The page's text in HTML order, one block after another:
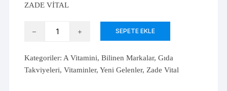
ZADE VİTAL
Vitamini
30
SEPETE EKLE
Kategoriler: A Vitamini,Bilinen Markalar,Gıda
Takviyeleri,Vitaminler,Yeni Gelenler, Zade Vital